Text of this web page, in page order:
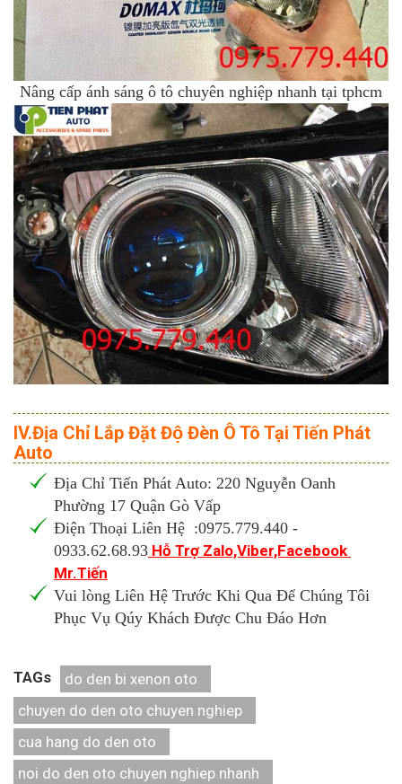
Nâng cấp ánh sáng ô tô chuyên nghiệp nhanh tại tphcm
IV.Địa Chỉ Lắp Đặt Độ Đèn Ô Tô Tại Tiến Phát
Auto
Địa Chỉ Tiến Phát Auto: 220 Nguyễn Oanh
Phường 17 Quận Gò Vấp
Điện Thoại Liên Hệ :0975.779.440 -
0933.62.68.93 Hỗ Trợ Zalo,Viber,Facebook
Mr.Tiến
Vui lòng Liên Hệ Trước Khi Qua Để Chúng Tôi
Phục Vụ Qúy Khách Được Chu Đáo Hơn
TAGs
do den bi xenon oto
chuyen do den oto chuyen nghiep
cua hang do den oto
noi do den oto chuyen nghiep nhanh